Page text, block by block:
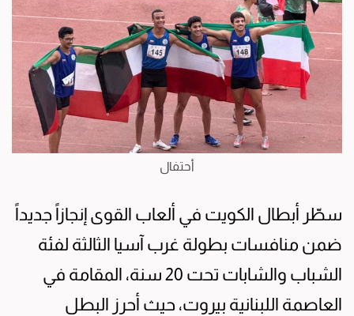
أحتفال
سطّر أبطال الكويت في ألعاب القوى إنجازاً جديداً
ضمن منافسات بطولة غرب آسيا الثالثة لفئة
الشباب والشابات تحت 20 سنة، المقامة في
العاصمة اللبنانية بيروت، حيث أحرز البطل